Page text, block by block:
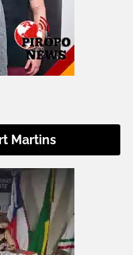
Martins